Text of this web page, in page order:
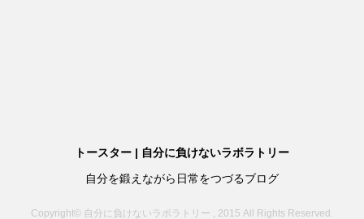
トースター | 自分に負けないラボラトリー
自分を鍛えながら日常をつづるブログ
Copyright© 自分に負けないラボラトリー , 2015 All Rights Reserved.